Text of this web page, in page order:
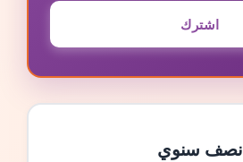
اشترك
نصف سنوي